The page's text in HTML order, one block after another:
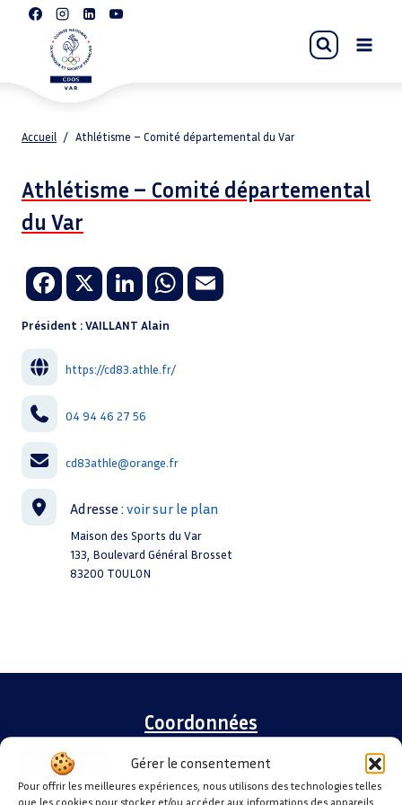
Gérer le consentement
Pour offrir les meilleures expériences, nous utilisons des technologies telles
que les cookies pour stocker et/ou accéder aux informations des appareils.
Accueil / Athlétisme – Comité départemental du Var
Athlétisme – Comité départemental
du Var
Fa
ce
b
o
k
X
Li
n
k
e
n
W
h
E
Président : VAILLANT Alain
https://cd83.athle.fr/
04 94 46 27 56
cd83athle@orange.fr
Maison des Sports du Var
133, Boulevard Général Brosset
83200 TOULON
Coordonnées
Maison des Sports du Var
133, Boulevard du Général Brosset